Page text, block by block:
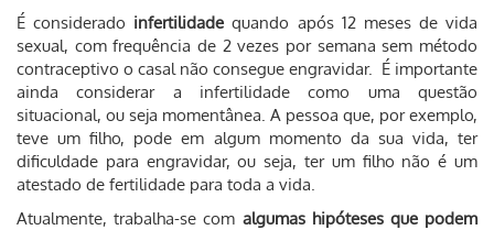
É considerado infertilidade quando após 12 meses de vida
sexual, com frequência de 2 vezes por semana sem método
contraceptivo o casal não consegue engravidar. É importante
ainda considerar a infertilidade como uma questão
situacional, ou seja momentânea. A pessoa que, por exemplo,
teve um filho, pode em algum momento da sua vida, ter
dificuldade para engravidar, ou seja, ter um filho não é um
atestado de fertilidade para toda a vida.
Atualmente, trabalha-se com algumas hipóteses que podem